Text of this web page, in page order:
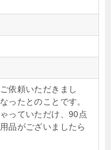
依頼いただきまし
ったとのことです。
っていただけ、90点
品がございましたら